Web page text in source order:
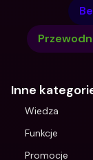
Inne
Wiedza
Funkcje
Promocje